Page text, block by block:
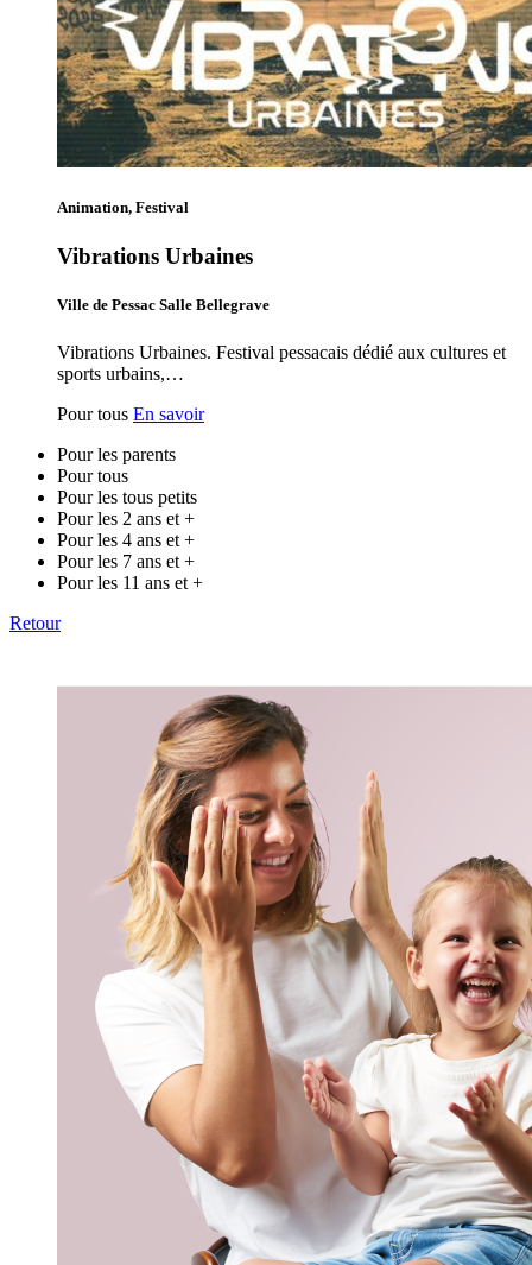
Animation, Festival
Vibrations Urbaines
Ville de Pessac Salle Bellegrave
Vibrations Urbaines. Festival pessacais dédié aux cultures et
sports urbains,…
Pour tous En savoir
Pour les parents
Pour tous
Pour les tous petits
Pour les 2 ans et +
Pour les 4 ans et +
Pour les 7 ans et +
Pour les 11 ans et +
Retour